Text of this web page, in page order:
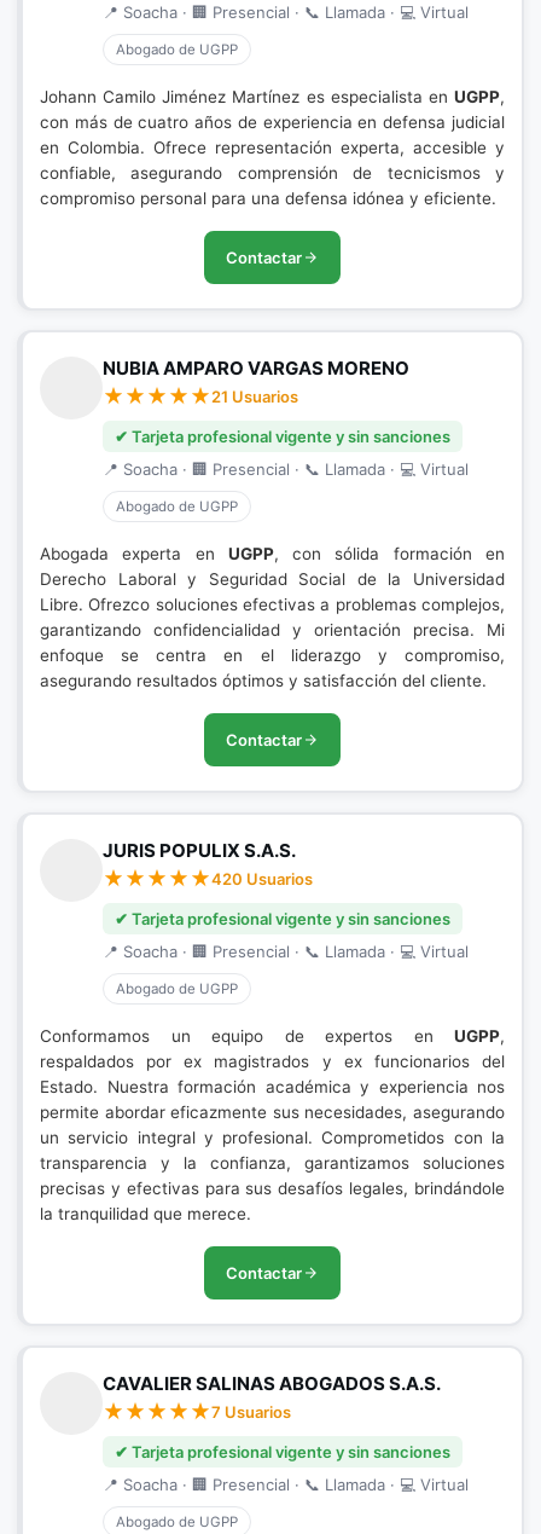
📍 Soacha · 🏢 Presencial · 📞 Llamada · 💻 Virtual
Abogado de UGPP
Johann Camilo Jiménez Martínez es especialista en UGPP,
con más de cuatro años de experiencia en defensa judicial
en Colombia. Ofrece representación experta, accesible y
confiable, asegurando comprensión de tecnicismos y
compromiso personal para una defensa idónea y eficiente.
Contactar
NUBIA AMPARO VARGAS MORENO
21 Usuarios
✔ Tarjeta profesional vigente y sin sanciones
📍 Soacha · 🏢 Presencial · 📞 Llamada · 💻 Virtual
Abogado de UGPP
Abogada experta en UGPP, con sólida formación en
Derecho Laboral y Seguridad Social de la Universidad
Libre. Ofrezco soluciones efectivas a problemas complejos,
garantizando confidencialidad y orientación precisa. Mi
enfoque se centra en el liderazgo y compromiso,
asegurando resultados óptimos y satisfacción del cliente.
Contactar
JURIS POPULIX S.A.S.
420 Usuarios
✔ Tarjeta profesional vigente y sin sanciones
📍 Soacha · 🏢 Presencial · 📞 Llamada · 💻 Virtual
Abogado de UGPP
Conformamos un equipo de expertos en UGPP,
respaldados por ex magistrados y ex funcionarios del
Estado. Nuestra formación académica y experiencia nos
permite abordar eficazmente sus necesidades, asegurando
un servicio integral y profesional. Comprometidos con la
transparencia y la confianza, garantizamos soluciones
precisas y efectivas para sus desafíos legales, brindándole
la tranquilidad que merece.
Contactar
CAVALIER SALINAS ABOGADOS S.A.S.
7 Usuarios
✔ Tarjeta profesional vigente y sin sanciones
📍 Soacha · 🏢 Presencial · 📞 Llamada · 💻 Virtual
Abogado de UGPP